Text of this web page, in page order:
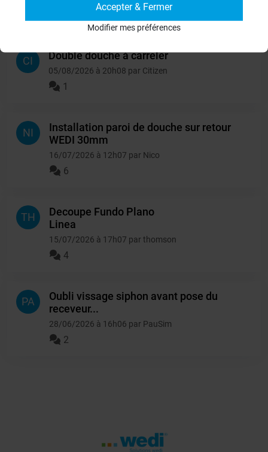
CI Double douche à carreler
05/08/2026 à 20h08 par Citizen
1
NI
Installation paroi de douche sur retour
WEDI 30mm
16/07/2026 à 12h07 par Nico
6
TH
Decoupe Fundo Plano
Linea
15/07/2026 à 17h07 par thomson
4
PA
Oubli vissage siphon avant pose du
receveur...
28/06/2026 à 16h06 par PauSim
2
Accepter & Fermer
Modifier mes préférences